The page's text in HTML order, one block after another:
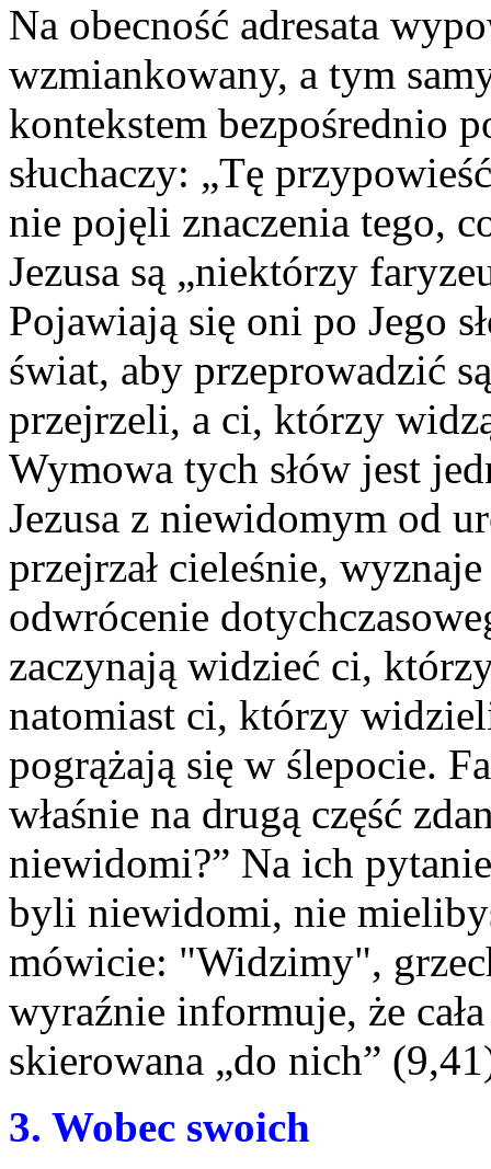
Na obecność adresata
wzmiankowany, a tym
kontekstem bezpośrednio
słuchaczy: „Tę
nie pojęli znaczenia tego,
Jezusa są „niektórzy
Pojawiają się oni po Jego
świat, aby przeprowadzić
przejrzeli, a ci, którzy
Wymowa tych słów jest
Jezusa z niewidomym od
przejrzał cieleśnie,
odwrócenie
zaczynają widzieć ci,
natomiast ci, którzy
pogrążają się w ślepocie.
właśnie na drugą część
niewidomi?” Na ich
byli niewidomi, nie
mówicie: "Widzimy",
wyraźnie informuje, że
skierowana „do nich”
3. Wobec swoich